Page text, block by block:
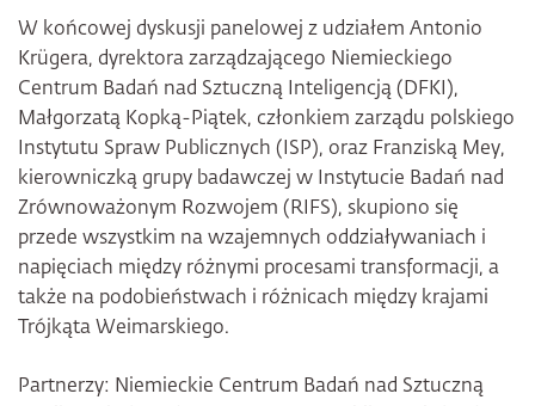
W końcowej dyskusji panelowej z udziałem Antonio
Krügera, dyrektora zarządzającego Niemieckiego
Centrum Badań nad Sztuczną Inteligencją (DFKI),
Małgorzatą Kopką-Piątek, członkiem zarządu polskiego
Instytutu Spraw Publicznych (ISP), oraz Franziską Mey,
kierowniczką grupy badawczej w Instytucie Badań nad
Zrównoważonym Rozwojem (RIFS), skupiono się
przede wszystkim na wzajemnych oddziaływaniach i
napięciach między różnymi procesami transformacji, a
także na podobieństwach i różnicach między krajami
Trójkąta Weimarskiego.
Partnerzy: Niemieckie Centrum Badań nad Sztuczną